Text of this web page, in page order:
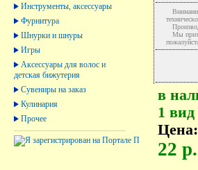
Инструменты, аксессуары
Фурнитура
Шнурки и шнуры
Игры
Аксессуары для волос и
детская бижутерия
Сувениры на заказ
Кулинария
Прочее
Мы
в
1 вид
Цена:
22 р.